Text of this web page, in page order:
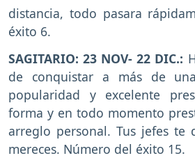
distancia, todo pasara
éxito 6.
SAGITARIO: 23 NOV- 22 DIC.:
de conquistar a más de
popularidad y excelente
forma y en todo momento
arreglo personal. Tus jefes te
mereces. Número del éxito 15.